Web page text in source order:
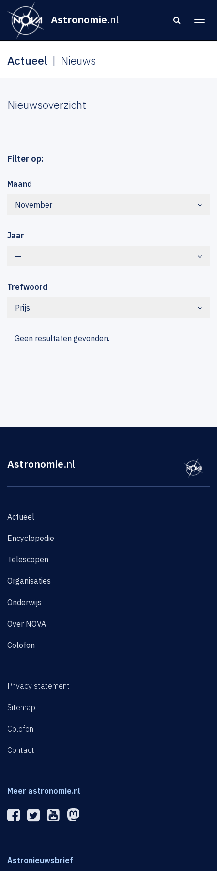
Astronomie.nl
Actueel Nieuws
Nieuwsoverzicht
Filter op:
Maand
November
Jaar
—
Trefwoord
Prijs
Geen resultaten gevonden.
Astronomie.nl
Actueel
Encyclopedie
Telescopen
Organisaties
Onderwijs
Over NOVA
Colofon
Privacy statement
Sitemap
Colofon
Contact
Meer astronomie.nl
Astronieuwsbrief